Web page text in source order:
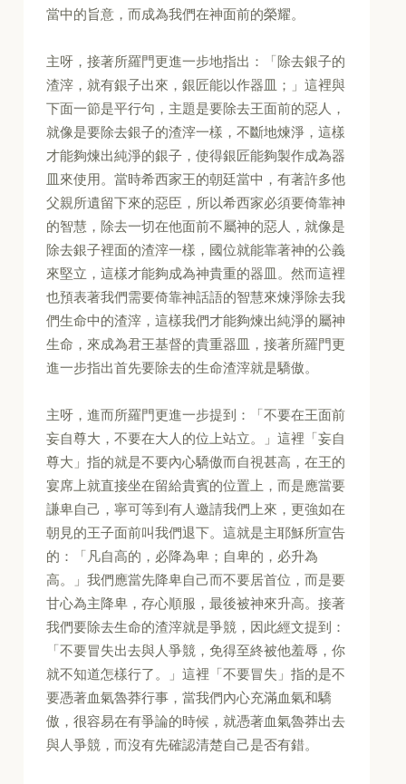
當中的旨意，而成為我們在神面前的榮耀。
主呀，接著所羅門更進一步地指出：「除去銀子的
渣滓，就有銀子出來，銀匠能以作器皿；」這裡與
下面一節是平行句，主題是要除去王面前的惡人，
就像是要除去銀子的渣滓一樣，不斷地煉淨，這樣
才能夠煉出純淨的銀子，使得銀匠能夠製作成為器
皿來使用。當時希西家王的朝廷當中，有著許多他
父親所遺留下來的惡臣，所以希西家必須要倚靠神
的智慧，除去一切在他面前不屬神的惡人，就像是
除去銀子裡面的渣滓一樣，國位就能靠著神的公義
來堅立，這樣才能夠成為神貴重的器皿。然而這裡
也預表著我們需要倚靠神話語的智慧來煉淨除去我
們生命中的渣滓，這樣我們才能夠煉出純淨的屬神
生命，來成為君王基督的貴重器皿，接著所羅門更
進一步指出首先要除去的生命渣滓就是驕傲。
主呀，進而所羅門更進一步提到：「不要在王面前
妄自尊大，不要在大人的位上站立。」這裡「妄自
尊大」指的就是不要內心驕傲而自視甚高，在王的
宴席上就直接坐在留給貴賓的位置上，而是應當要
謙卑自己，寧可等到有人邀請我們上來，更強如在
朝見的王子面前叫我們退下。這就是主耶穌所宣告
的：「凡自高的，必降為卑；自卑的，必升為
高。」我們應當先降卑自己而不要居首位，而是要
甘心為主降卑，存心順服，最後被神來升高。接著
我們要除去生命的渣滓就是爭競，因此經文提到：
「不要冒失出去與人爭競，免得至終被他羞辱，你
就不知道怎樣行了。」這裡「不要冒失」指的是不
要憑著血氣魯莽行事，當我們內心充滿血氣和驕
傲，很容易在有爭論的時候，就憑著血氣魯莽出去
與人爭競，而沒有先確認清楚自己是否有錯。